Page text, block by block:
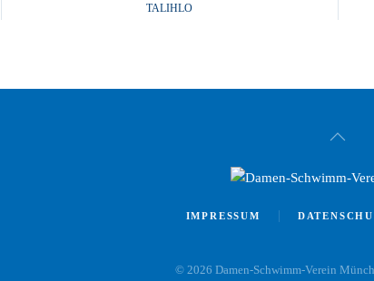
TALIHLO
IMPRESSUM
© 2026 Damen-Schwimm-Verein